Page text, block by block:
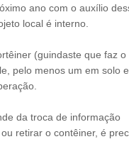
ano com o auxílio
local é interno.
(guindaste que faz o
pelo menos um em solo e
da troca de informação
retirar o contêiner, é